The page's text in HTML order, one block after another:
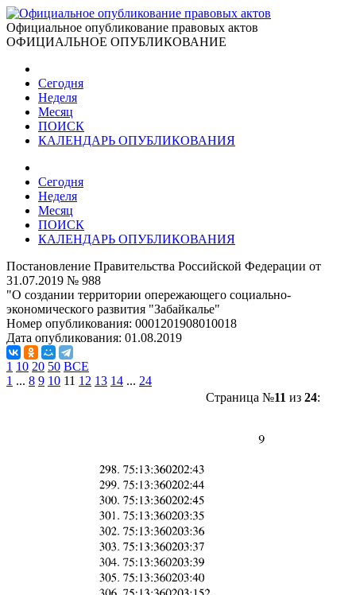
Официальное опубликование правовых актов
ОФИЦИАЛЬНОЕ ОПУБЛИКОВАНИЕ
Сегодня
Неделя
Месяц
ПОИСК
КАЛЕНДАРЬ ОПУБЛИКОВАНИЯ
Сегодня
Неделя
Месяц
ПОИСК
КАЛЕНДАРЬ ОПУБЛИКОВАНИЯ
Постановление Правительства Российской Федерации от
31.07.2019 № 988
"О создании территории опережающего социально-
экономического развития "Забайкалье"
Номер опубликования: 0001201908010018
Дата опубликования: 01.08.2019
1 10 20 50 ВСЕ
1 ... 8 9 10 11 12 13 14 ... 24
Страница №11 из 24: